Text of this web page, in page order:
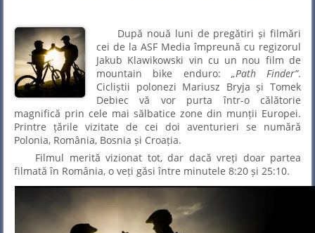
După nouă luni de pregătiri și filmări
cei de la ASF Media împreună cu regizorul
Jakub Klawikowski vin cu un nou film de
mountain bike enduro:
Path Finder .
Cicliștii polonezi Mariusz Bryja și Tomek
Debiec vă vor purta într-o călătorie
magnifică prin cele mai sălbatice zone din munții Europei.
Printre țările vizitate de cei doi aventurieri se numără
Polonia, România, Bosnia și Croația.
Filmul merită vizionat tot, dar dacă vreți doar partea
filmată în România, o veți găsi între minutele 8:20 și 25:10.